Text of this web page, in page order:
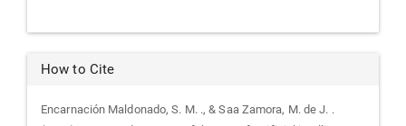
How to Cite
Encarnación Maldonado, S. M. ., & Saa Zamora, M. de J. .